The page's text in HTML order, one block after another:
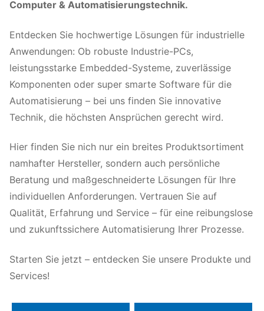
Computer & Automatisierungstechnik.
Entdecken Sie hochwertige Lösungen für industrielle
Anwendungen: Ob robuste Industrie-PCs,
leistungsstarke Embedded-Systeme, zuverlässige
Komponenten oder super smarte Software für die
Automatisierung – bei uns finden Sie innovative
Technik, die höchsten Ansprüchen gerecht wird.
Hier finden Sie nich nur ein breites Produktsortiment
namhafter Hersteller, sondern auch persönliche
Beratung und maßgeschneiderte Lösungen für Ihre
individuellen Anforderungen. Vertrauen Sie auf
Qualität, Erfahrung und Service – für eine reibungslose
und zukunftssichere Automatisierung Ihrer Prozesse.
Starten Sie jetzt – entdecken Sie unsere Produkte und
Services!